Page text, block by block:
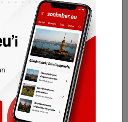
haline geldiğini görüyoruz.
istedik ama insanlar
olmuştu. Bu insanlar
yaşam kurarak
bir vatan edindiler. Ve
köklerinden
yaşayabilmek,
diye konuştu.